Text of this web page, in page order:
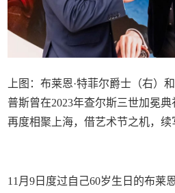
上图：布莱恩·特菲尔爵士（右）
普斯曾在2023年查尔斯三世加冕
再度相聚上海，借艺术节之机，续
11月9日度过自己60岁生日的布莱